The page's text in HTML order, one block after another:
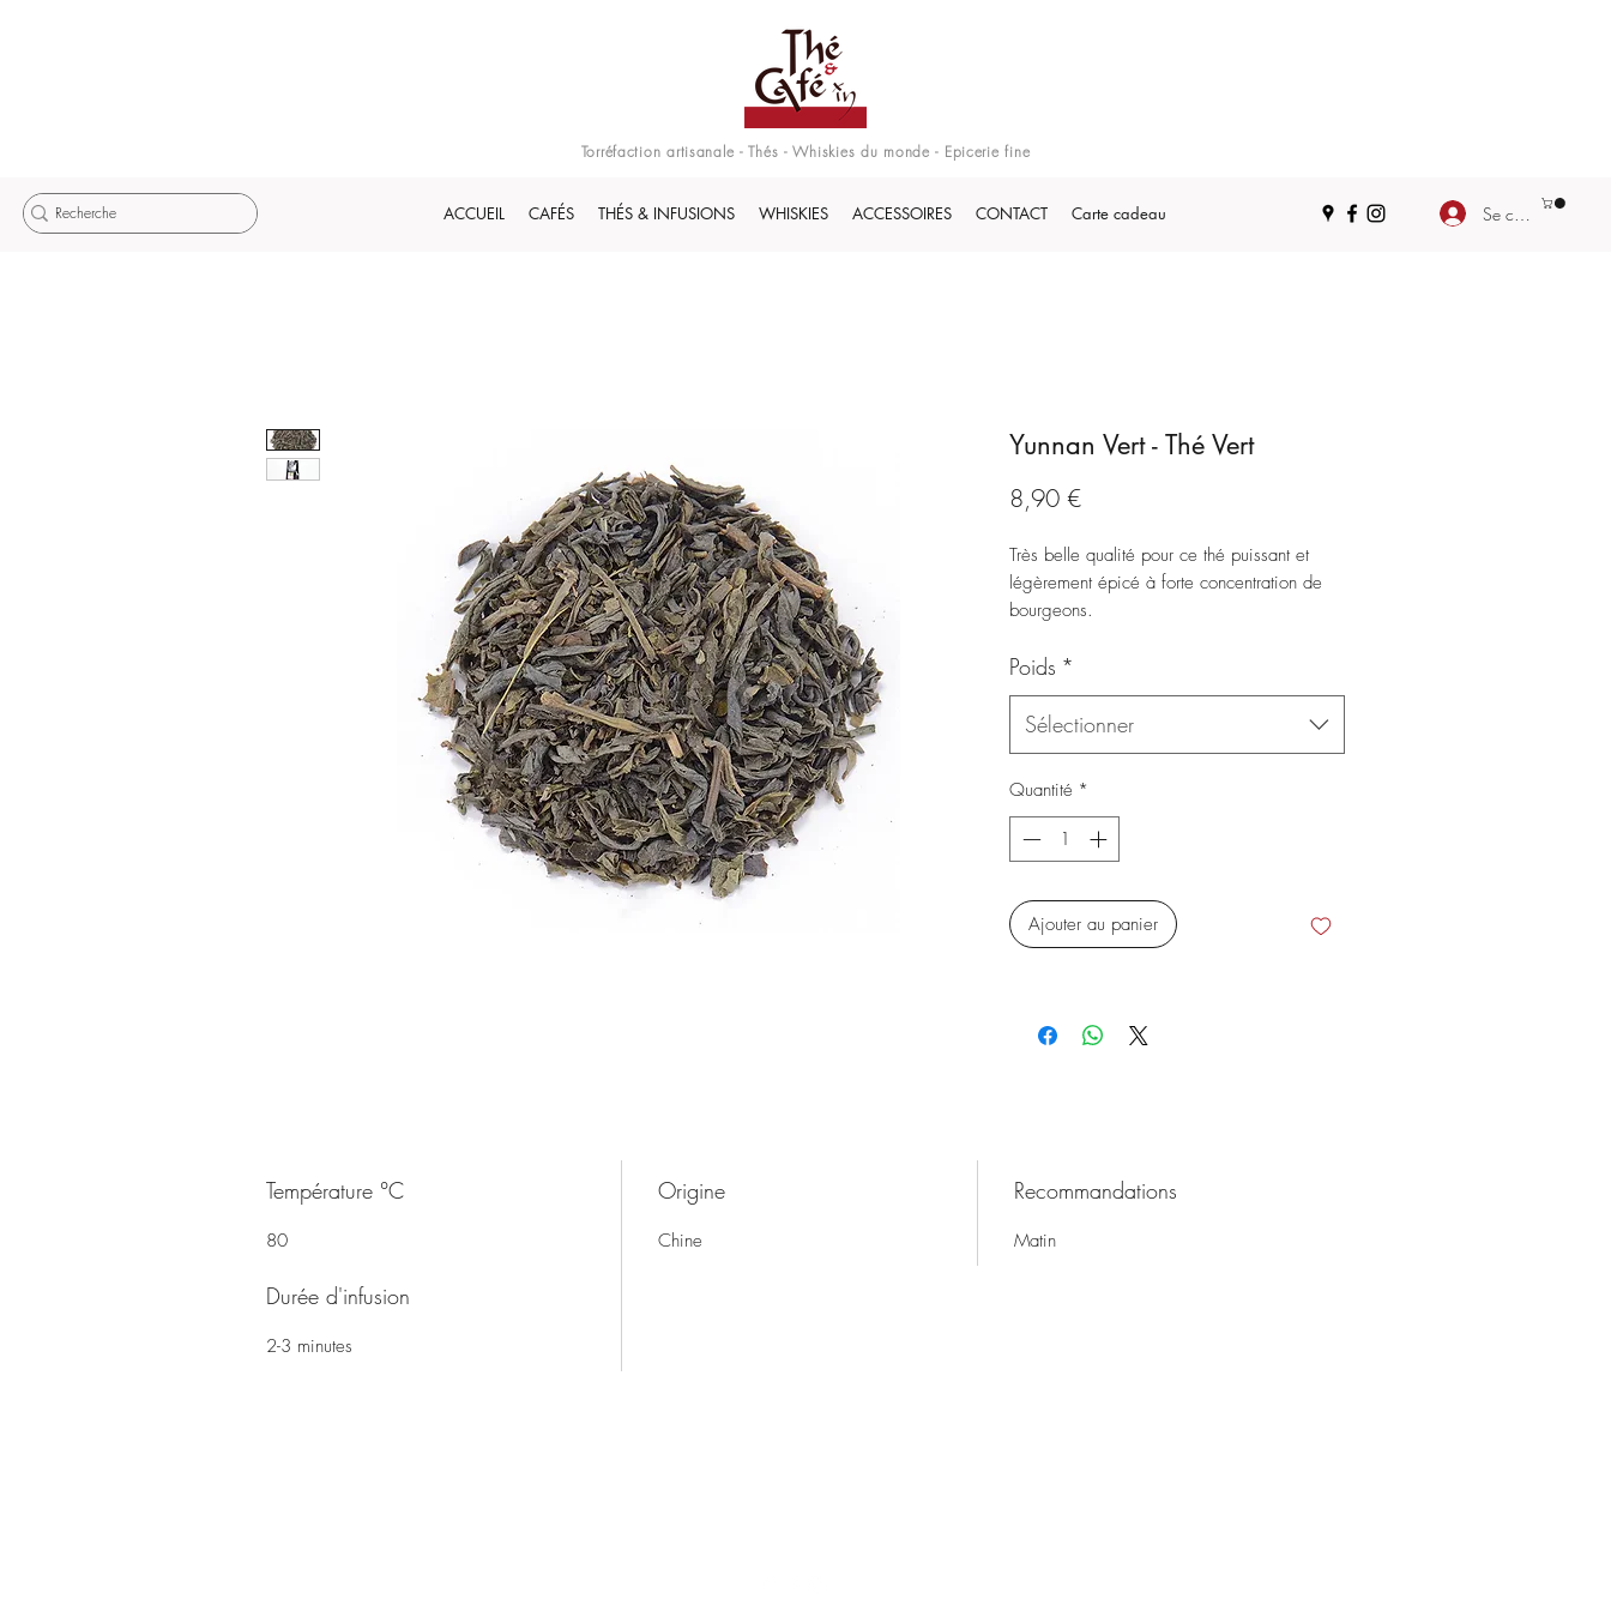
Torréfaction artisanale - Thés - Whiskies du monde - Epicerie fine
ACCUEIL CAFÉS THÉS & INFUSIONS WHISKIES ACCESSOIRES CONTACT Carte cadeau Se connecter
Yunnan Vert - Thé Vert
8,90 €Prix
Très belle qualité pour ce thé puissant et
légèrement épicé à forte concentration de
bourgeons.
Poids *
Sélectionner
Quantité *
Ajouter au panier
Température °C
80
Origine
Chine
Recommandations
Matin
Durée d'infusion
2-3 minutes